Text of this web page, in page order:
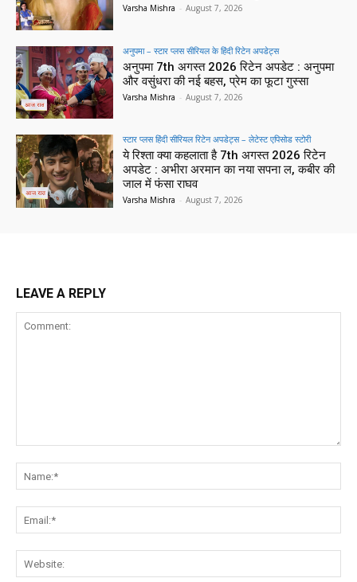
Varsha Mishra - August 7, 2026
अनुपमा – स्टार प्लस सीरियल के हिंदी रिटेन अपडेट्स
अनुपमा 7th अगस्त 2026 रिटेन अपडेट : अनुपमा
और वसुंधरा की नई बहस, प्रेम का फूटा गुस्सा
Varsha Mishra - August 7, 2026
स्टार प्लस हिंदी सीरियल रिटेन अपडेट्स – लेटेस्ट एपिसोड स्टोरी
ये रिश्ता क्या कहलाता है 7th अगस्त 2026 रिटेन
अपडेट : अभीरा अरमान का नया सपना ल, कबीर की
जाल में फंसा राघव
Varsha Mishra - August 7, 2026
LEAVE A REPLY